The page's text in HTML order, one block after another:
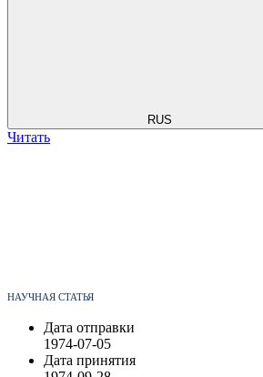
RUS
Читать
НАУЧНАЯ СТАТЬЯ
Дата отправки
1974-07-05
Дата принятия